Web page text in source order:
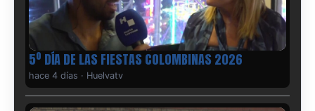
5º DÍA DE LAS FIESTAS COLOMBINAS 2026
hace 4 días · Huelvatv